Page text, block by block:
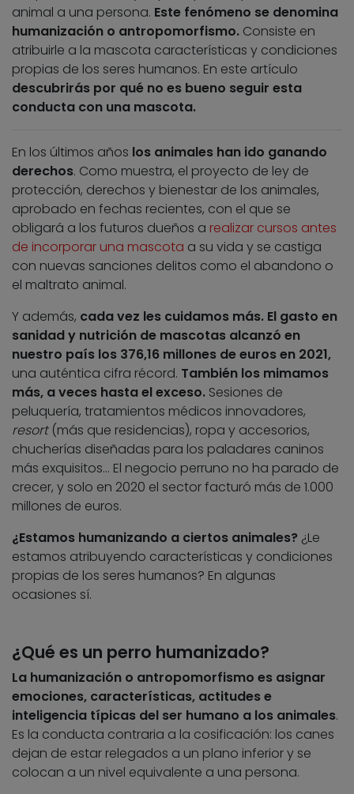
animal a una persona. Este fenómeno se denomina
humanización o antropomorfismo. Consiste en
atribuirle a la mascota características y condiciones
propias de los seres humanos. En este artículo
descubrirás por qué no es bueno seguir esta
conducta con una mascota.
En los últimos años los animales han ido ganando
derechos. Como muestra, el proyecto de ley de
protección, derechos y bienestar de los animales,
aprobado en fechas recientes, con el que se
obligará a los futuros dueños a realizar cursos antes
de incorporar una mascota a su vida y se castiga
con nuevas sanciones delitos como el abandono o
el maltrato animal.
Y además, cada vez les cuidamos más. El gasto en
sanidad y nutrición de mascotas alcanzó en
nuestro país los 376,16 millones de euros en 2021,
una auténtica cifra récord. También los mimamos
más, a veces hasta el exceso. Sesiones de
peluquería, tratamientos médicos innovadores,
resort(más que residencias), ropa y accesorios,
chucherías diseñadas para los paladares caninos
más exquisitos… El negocio perruno no ha parado de
crecer, y solo en 2020 el sector facturó más de 1.000
millones de euros.
¿Estamos humanizando a ciertos animales? ¿Le
estamos atribuyendo características y condiciones
propias de los seres humanos? En algunas
ocasiones sí.
¿Qué es un perro humanizado?
La humanización o antropomorfismo es asignar
emociones, características, actitudes e
inteligencia típicas del ser humano a los animales.
Es la conducta contraria a la cosificación: los canes
dejan de estar relegados a un plano inferior y se
colocan a un nivel equivalente a una persona.